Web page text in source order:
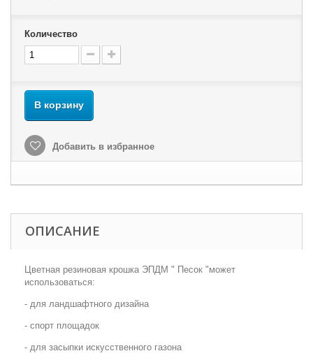
Количество
В корзину
Добавить в избранное
ОПИСАНИЕ
Цветная резиновая крошка ЭПДМ " Песок "может
использоваться:
- для ландшафтного дизайна
- спорт площадок
- для засыпки искусственного газона